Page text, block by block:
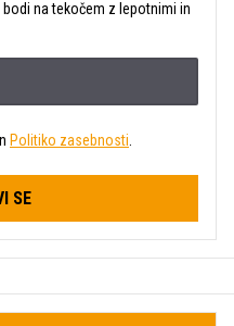
na tekočem z lepotnimi in
Politiko zasebnosti
SE